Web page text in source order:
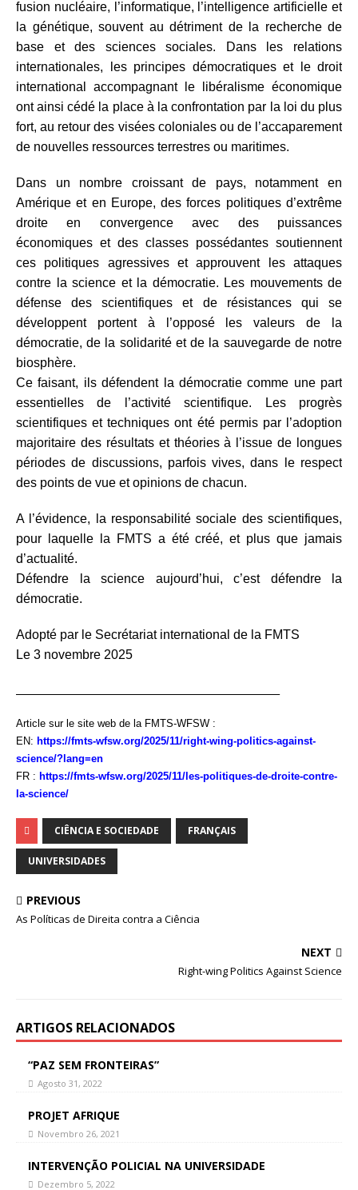
fusion nucléaire, l’informatique, l’intelligence artificielle et
la génétique, souvent au détriment de la recherche de
base et des sciences sociales. Dans les relations
internationales, les principes démocratiques et le droit
international accompagnant le libéralisme économique
ont ainsi cédé la place à la confrontation par la loi du plus
fort, au retour des visées coloniales ou de l’accaparement
de nouvelles ressources terrestres ou maritimes.
Dans un nombre croissant de pays, notamment en
Amérique et en Europe, des forces politiques d’extrême
droite en convergence avec des puissances
économiques et des classes possédantes soutiennent
ces politiques agressives et approuvent les attaques
contre la science et la démocratie. Les mouvements de
défense des scientifiques et de résistances qui se
développent portent à l’opposé les valeurs de la
démocratie, de la solidarité et de la sauvegarde de notre
biosphère.
Ce faisant, ils défendent la démocratie comme une part
essentielles de l’activité scientifique. Les progrès
scientifiques et techniques ont été permis par l’adoption
majoritaire des résultats et théories à l’issue de longues
périodes de discussions, parfois vives, dans le respect
des points de vue et opinions de chacun.
A l’évidence, la responsabilité sociale des scientifiques,
pour laquelle la FMTS a été créé, et plus que jamais
d’actualité.
Défendre la science aujourd’hui, c’est défendre la
démocratie.
Adopté par le Secrétariat international de la FMTS
Le 3 novembre 2025
Article sur le site web de la FMTS-WFSW :
EN: https://fmts-wfsw.org/2025/11/right-wing-politics-against-
science/?lang=en
FR : https://fmts-wfsw.org/2025/11/les-politiques-de-droite-contre-
la-science/
CIÊNCIA E SOCIEDADE FRANÇAIS
UNIVERSIDADES
PREVIOUS
As Políticas de Direita contra a Ciência
NEXT
Right-wing Politics Against Science
ARTIGOS RELACIONADOS
“PAZ SEM FRONTEIRAS”
Agosto 31, 2022
PROJET AFRIQUE
Novembro 26, 2021
INTERVENÇÃO POLICIAL NA UNIVERSIDADE
Dezembro 5, 2022